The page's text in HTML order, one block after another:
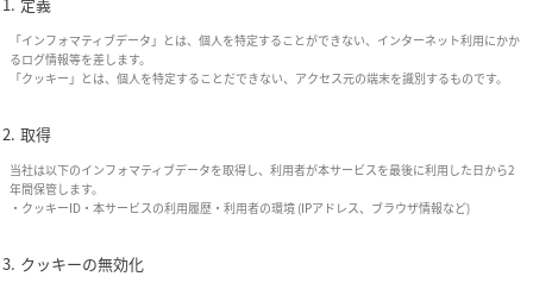
め
ん
「インフォマティブデータ」とは、個人を特定することができない、インターネット利用にかか
るログ情報等を差します。
「クッキー」とは、個人を特定することだできない、アクセス元の端末を識別するものです。
取得
当社は以下のインフォマティブデータを取得し、利用者が本サービスを最後に利用した日から2
年間保管します。
・クッキーID・本サービスの利用履歴・利用者の環境 (IPアドレス、ブラウザ情報など)
クッキーの無効化